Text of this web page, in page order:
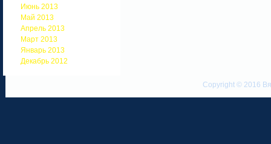
Июнь 2013
Май 2013
Апрель 2013
Март 2013
Январь 2013
Декабрь 2012
Copyright © 2016